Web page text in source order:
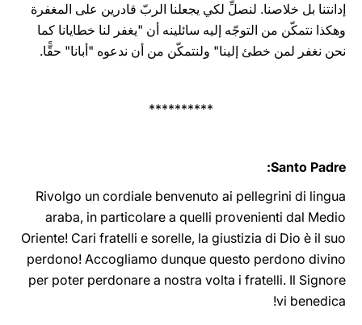
إدانتنا بل خلاصنا. لنصلِّ لكي يجعلنا الربّ قادرين على المغفرة
وهكذا نتمكّن من التوجّه إليه سائلينه أن "يغفر لنا خطايانا كما
نحن نغفر لمن خطئ إلينا" ولنتمكّن من أن ندعوه "أبانا" حقًّا.
**********
Santo Padre:
Rivolgo un cordiale benvenuto ai pellegrini di lingua
araba, in particolare a quelli provenienti dal Medio
Oriente! Cari fratelli e sorelle, la giustizia di Dio è il suo
perdono! Accogliamo dunque questo perdono divino
per poter perdonare a nostra volta i fratelli. Il Signore
vi benedica!